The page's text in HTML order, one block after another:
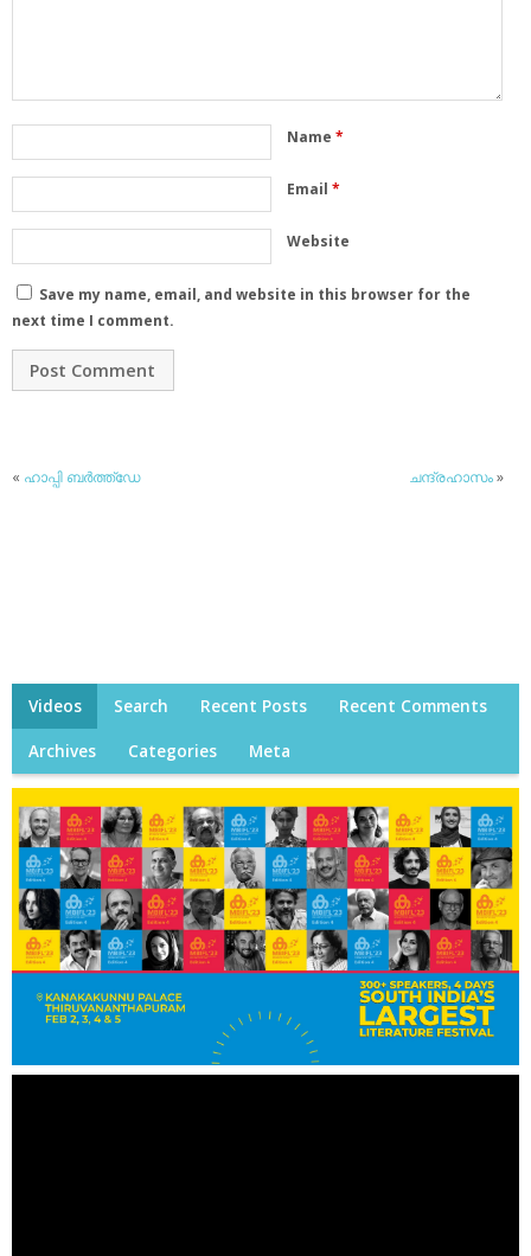
Name *
Email *
Website
Save my name, email, and website in this browser for the
next time I comment.
« ഹാപ്പി ബര്‍ത്ത്‌ഡേ ചന്ദ്രഹാസം»
Videos Search Recent Posts Recent Comments
Archives Categories Meta